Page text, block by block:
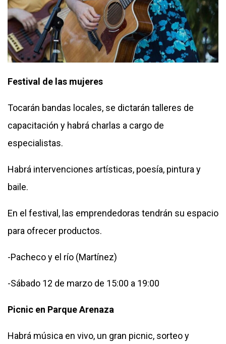
Festival de las mujeres
Tocarán bandas locales, se dictarán talleres de
capacitación y habrá charlas a cargo de
especialistas.
Habrá intervenciones artísticas, poesía, pintura y
baile.
En el festival, las emprendedoras tendrán su espacio
para ofrecer productos.
-Pacheco y el río (Martínez)
-Sábado 12 de marzo de 15:00 a 19:00
Picnic en Parque Arenaza
Habrá música en vivo, un gran picnic, sorteo y